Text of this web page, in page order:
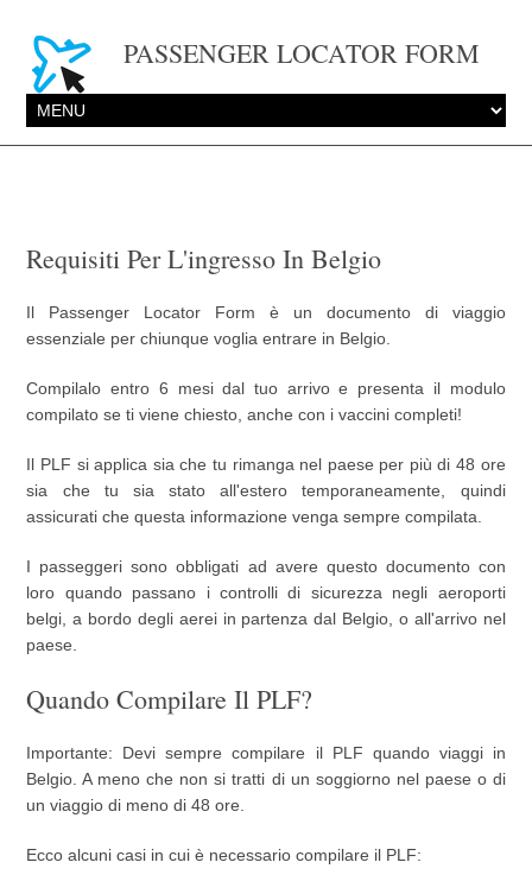
PASSENGER LOCATOR FORM
Requisiti Per L'ingresso In Belgio
Il Passenger Locator Form è un documento di viaggio
essenziale per chiunque voglia entrare in Belgio.
Compilalo entro 6 mesi dal tuo arrivo e presenta il modulo
compilato se ti viene chiesto, anche con i vaccini completi!
Il PLF si applica sia che tu rimanga nel paese per più di 48 ore
sia che tu sia stato all'estero temporaneamente, quindi
assicurati che questa informazione venga sempre compilata.
I passeggeri sono obbligati ad avere questo documento con
loro quando passano i controlli di sicurezza negli aeroporti
belgi, a bordo degli aerei in partenza dal Belgio, o all'arrivo nel
paese.
Quando Compilare Il PLF?
Importante: Devi sempre compilare il PLF quando viaggi in
Belgio. A meno che non si tratti di un soggiorno nel paese o di
un viaggio di meno di 48 ore.
Ecco alcuni casi in cui è necessario compilare il PLF: